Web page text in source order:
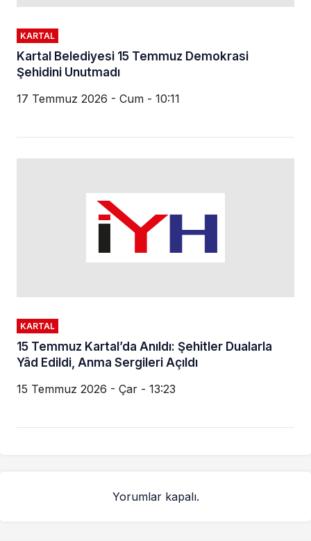
KARTAL
Kartal Belediyesi 15 Temmuz Demokrasi
Şehidini Unutmadı
17 Temmuz 2026 - Cum - 10:11
KARTAL
15 Temmuz Kartal’da Anıldı: Şehitler Dualarla
Yâd Edildi, Anma Sergileri Açıldı
15 Temmuz 2026 - Çar - 13:23
Yorumlar kapalı.